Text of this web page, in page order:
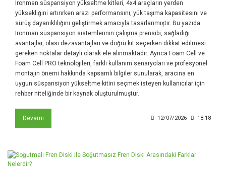
Ironman süspansiyon yükseltme kitleri, 4x4 araçların yerden
yüksekliğini artırırken arazi performansını, yük taşıma kapasitesini ve
sürüş dayanıklılığını geliştirmek amacıyla tasarlanmıştır. Bu yazıda
Ironman süspansiyon sistemlerinin çalışma prensibi, sağladığı
avantajlar, olası dezavantajları ve doğru kit seçerken dikkat edilmesi
gereken noktalar detaylı olarak ele alınmaktadır. Ayrıca Foam Cell ve
Foam Cell PRO teknolojileri, farklı kullanım senaryoları ve profesyonel
montajın önemi hakkında kapsamlı bilgiler sunularak, aracına en
uygun süspansiyon yükseltme kitini seçmek isteyen kullanıcılar için
rehber niteliğinde bir kaynak oluşturulmuştur.
Devamı 12/07/2026 18:18